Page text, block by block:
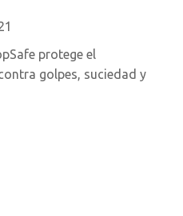
protege el
golpes, suciedad y